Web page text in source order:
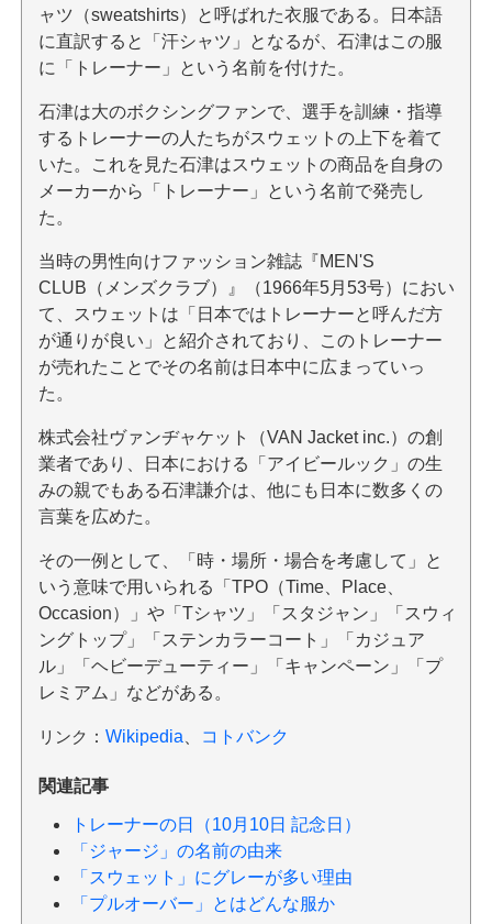
ャツ（sweatshirts）と呼ばれた衣服である。日本語
に直訳すると「汗シャツ」となるが、石津はこの服
に「トレーナー」という名前を付けた。
石津は大のボクシングファンで、選手を訓練・指導
するトレーナーの人たちがスウェットの上下を着て
いた。これを見た石津はスウェットの商品を自身の
メーカーから「トレーナー」という名前で発売し
た。
当時の男性向けファッション雑誌『MEN'S
CLUB（メンズクラブ）』（1966年5月53号）におい
て、スウェットは「日本ではトレーナーと呼んだ方
が通りが良い」と紹介されており、このトレーナー
が売れたことでその名前は日本中に広まっていっ
た。
株式会社ヴァンヂャケット（VAN Jacket inc.）の創
業者であり、日本における「アイビールック」の生
みの親でもある石津謙介は、他にも日本に数多くの
言葉を広めた。
その一例として、「時・場所・場合を考慮して」と
いう意味で用いられる「TPO（Time、Place、
Occasion）」や「Tシャツ」「スタジャン」「スウィ
ングトップ」「ステンカラーコート」「カジュア
ル」「ヘビーデューティー」「キャンペーン」「プ
レミアム」などがある。
リンク ： Wikipedia コトバンク
関連記事
トレーナーの日（10月10日 記念日）
「ジャージ」の名前の由来
「スウェット」にグレーが多い理由
「プルオーバー」とはどんな服か